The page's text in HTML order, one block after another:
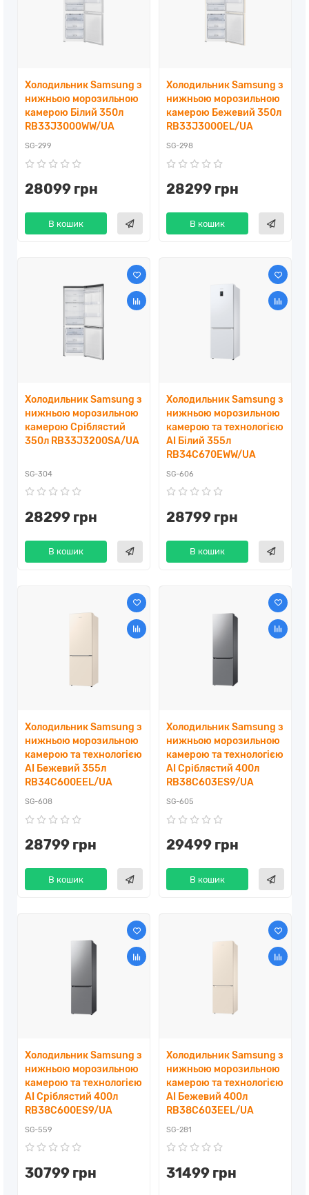
Холодильник Samsung з
нижньою морозильною
камерою Білий 350л
RB33J3000WW/UA
SG-299
28099 грн
В кошик
Холодильник Samsung з
нижньою морозильною
камерою Бежевий 350л
RB33J3000EL/UA
SG-298
28299 грн
В кошик
Холодильник Samsung з
нижньою морозильною
камерою Сріблястий
350л RB33J3200SA/UA
SG-304
28299 грн
В кошик
Холодильник Samsung з
нижньою морозильною
камерою та технологією
AI Білий 355л
RB34C670EWW/UA
SG-606
28799 грн
В кошик
Холодильник Samsung з
нижньою морозильною
камерою та технологією
AI Бежевий 355л
RB34C600EEL/UA
SG-608
28799 грн
В кошик
Холодильник Samsung з
нижньою морозильною
камерою та технологією
AI Сріблястий 400л
RB38C603ES9/UA
SG-605
29499 грн
В кошик
Холодильник Samsung з
нижньою морозильною
камерою та технологією
AI Сріблястий 400л
RB38C600ES9/UA
SG-559
30799 грн
Холодильник Samsung з
нижньою морозильною
камерою та технологією
AI Бежевий 400л
RB38C603EEL/UA
SG-281
31499 грн